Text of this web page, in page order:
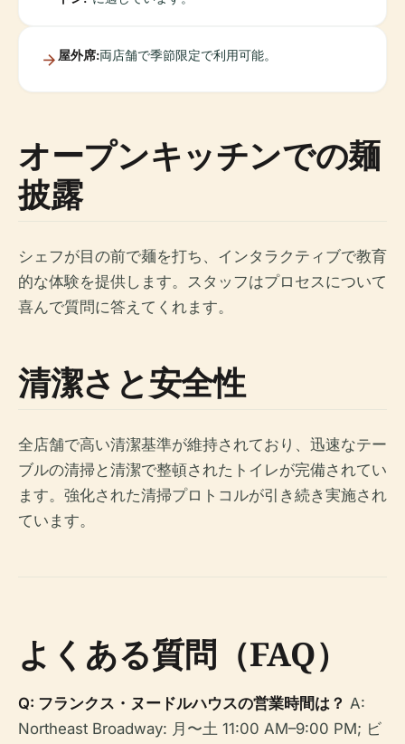
屋外席:両店舗で季節限定で利用可能。
オープンキッチンでの麺
披露
シェフが目の前で麺を打ち、インタラクティブで教育
的な体験を提供します。スタッフはプロセスについて
喜んで質問に答えてくれます。
清潔さと安全性
全店舗で高い清潔基準が維持されており、迅速なテー
ブルの清掃と清潔で整頓されたトイレが完備されてい
ます。強化された清掃プロトコルが引き続き実施され
ています。
よくある質問（FAQ）
Q: フランクス・ヌードルハウスの営業時間は？ A:
Northeast Broadway: 月〜土 11:00 AM–9:00 PM; ビ